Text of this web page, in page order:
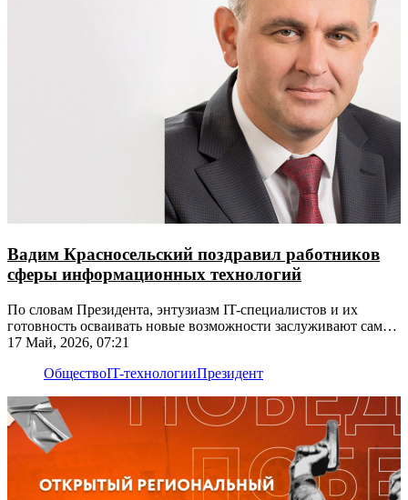
Вадим Красносельский поздравил работников
сферы информационных технологий
По словам Президента, энтузиазм IT-специалистов и их
готовность осваивать новые возможности заслуживают самых
тёплых слов благодарности
17 Май, 2026, 07:21
ОбществоIT-технологииПрезидент